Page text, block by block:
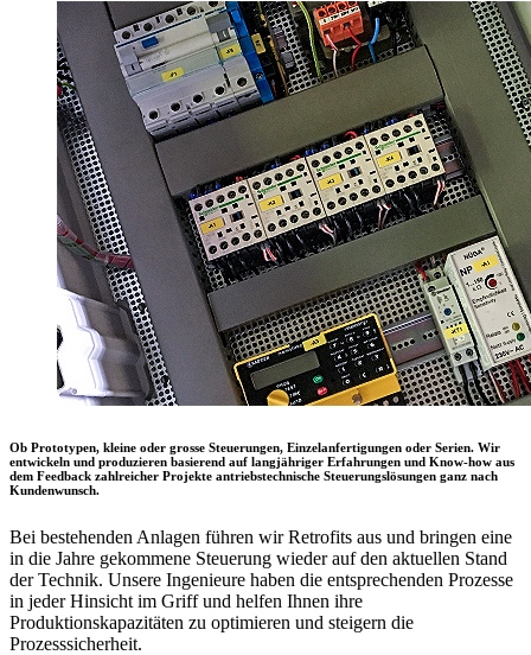
Ob Prototypen, kleine oder grosse Steuerungen, Einzelanfertigungen oder Serien. Wir
entwickeln und produzieren basierend auf langjähriger Erfahrungen und Know-how aus
dem Feedback zahlreicher Projekte antriebstechnische Steuerungslösungen ganz nach
Kundenwunsch.
Bei bestehenden Anlagen führen wir Retrofits aus und bringen eine
in die Jahre gekommene Steuerung wieder auf den aktuellen Stand
der Technik. Unsere Ingenieure haben die entsprechenden Prozesse
in jeder Hinsicht im Griff und helfen Ihnen ihre
Produktionskapazitäten zu optimieren und steigern die
Prozesssicherheit.